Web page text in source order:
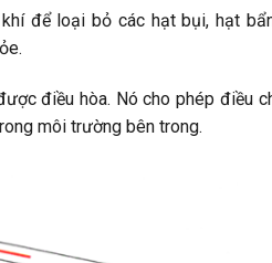
để loại bỏ các hạt bụi, hạt
điều hòa. Nó cho phép điều
môi trường bên trong.